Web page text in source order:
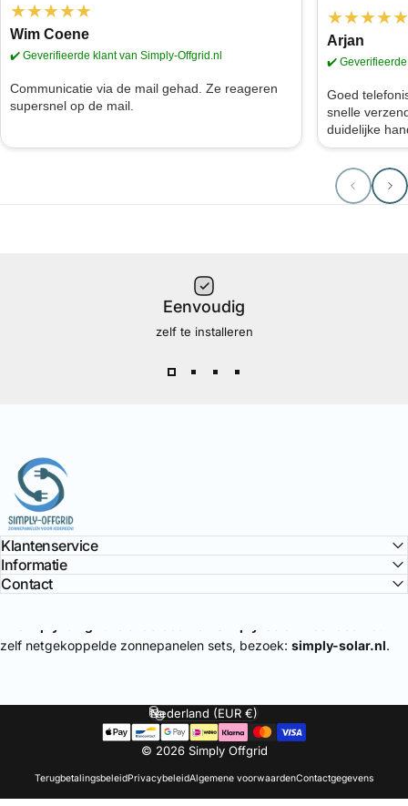
★★★★★
Wim Coene
✔️ Geverifieerde klant van Simply-Offgrid.nl
Communicatie via de mail gehad. Ze reageren
supersnel op de mail.
★★★★★
Arjan
✔️ Geverifieerde
Goed
snelle
duidelijke
Eenvoudig
zelf te installeren
Simply Offgrid
Klantenservice
Informatie
Contact
zelf netgekoppelde zonnepanelen sets, bezoek: simply-solar.nl.
© 2026 Simply Offgrid
TerugbetalingsbeleidPrivacybeleidAlgemene voorwaardenContactgegevens
Land/regio
Nederland (EUR €)